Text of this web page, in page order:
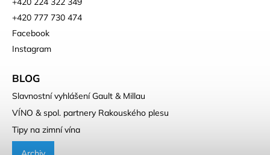
+420 777 730 474
Facebook
Instagram
BLOG
Slavnostní vyhlášení Gault & Millau
VÍNO & spol. partnery Rakouského plesu
Tipy na zimní vína